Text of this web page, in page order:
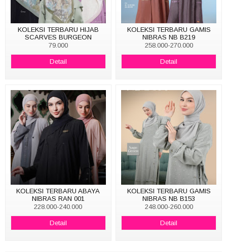
KOLEKSI TERBARU HIJAB
SCARVES BURGEON
79.000
Detail
KOLEKSI TERBARU GAMIS
NIBRAS NB B219
258.000-270.000
Detail
KOLEKSI TERBARU ABAYA
NIBRAS RAN 001
228.000-240.000
Detail
KOLEKSI TERBARU GAMIS
NIBRAS NB B153
248.000-260.000
Detail